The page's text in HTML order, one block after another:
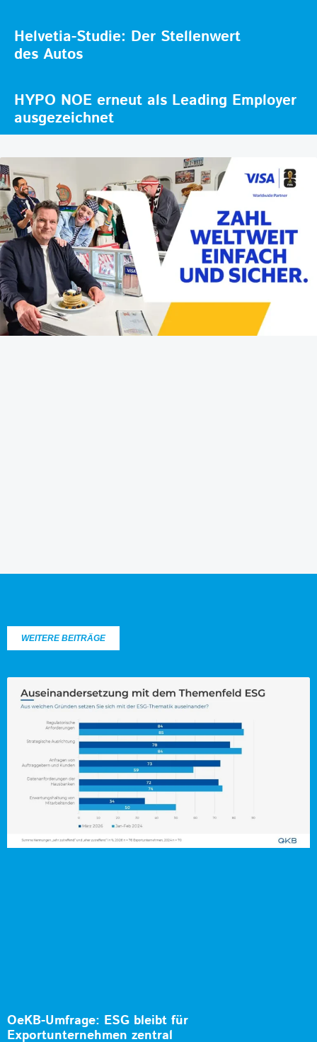
Helvetia-Studie: Der Stellenwert
des Autos
HYPO NOE erneut als Leading Employer
ausgezeichnet
WEITERE BEITRÄGE
OeKB-Umfrage: ESG bleibt für
Exportunternehmen zentral